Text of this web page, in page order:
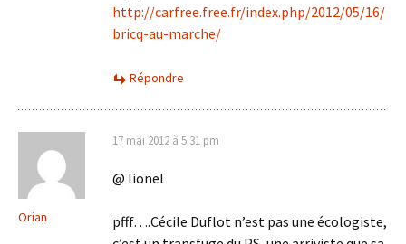
http://carfree.free.fr/index.php/2012/05/16/
bricq-au-marche/
Répondre
Orian
17 mai 2012 à 5:31 pm
@ lionel
pfff….Cécile Duflot n’est pas une écologiste,